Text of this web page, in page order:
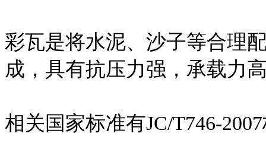
彩瓦是将水泥、沙子等合理
成，具有抗压力强，承载力
相关国家标准有JC/T746-